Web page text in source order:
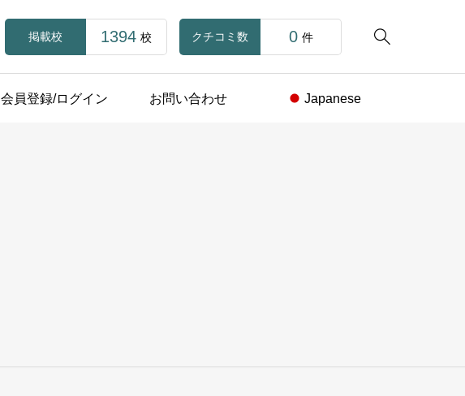

掲載校 1394 校 クチコミ数 0 件
会員登録/ログイン お問い合わせ Japanese